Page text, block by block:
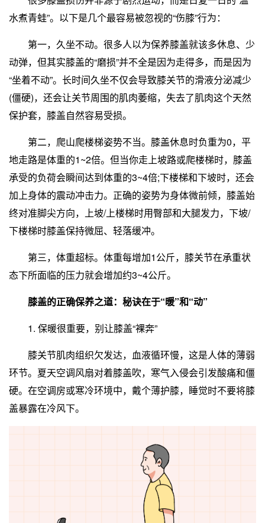
水煮青蛙”。以下是几个最容易被忽视的“伤膝”行为：
第一，久坐不动。很多人以为保养膝盖就该多休息、少
动弹，但其实膝盖的“磨损”并不全是因为走得多，而是因为
“坐着不动”。长时间久坐不仅会导致膝关节的滑液分泌减少
(僵硬)，还会让关节周围的肌肉萎缩，失去了肌肉这个天然
保护套，膝盖自然容易受损。
第二，爬山爬楼梯姿势不当。膝盖休息时负重为0，平
地走路是体重的1~2倍。但当你走上坡路或爬楼梯时，膝盖
承受的负荷会瞬间达到体重的3~4倍;下楼梯和下坡时，还会
加上身体的震动冲击力。正确的姿势为身体微前倾，膝盖始
终对准脚尖方向，上坡/上楼梯时用臀部和大腿发力，下坡/
下楼梯时膝盖保持微屈、轻落缓冲。
第三，体重超标。体重每增加1公斤，膝关节在承重状
态下所面临的压力就会增加约3~4公斤。
膝盖的正确保养之道：秘诀在于“暖”和“动”
1. 保暖很重要，别让膝盖“裸奔”
膝关节肌肉组织欠发达，血液循环慢，这是人体的薄弱
环节。夏天空调风扇对着膝盖吹，寒气入侵会引发酸痛和僵
硬。在空调房或寒冷环境中，戴个薄护膝，睡觉时不要将膝
盖暴露在冷风下。